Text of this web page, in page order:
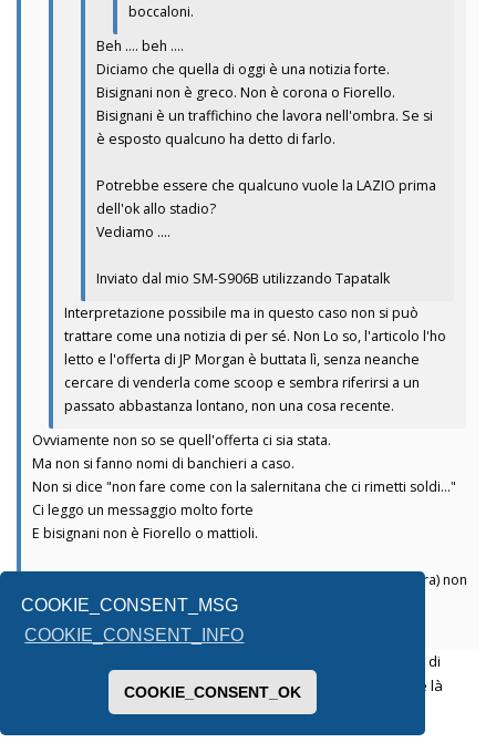
COOKIE_CONSENT_MSG
COOKIE_CONSENT_INFO
COOKIE_CONSENT_OK
boccaloni.
Beh .... beh ....
Diciamo che quella di oggi è una notizia forte.
Bisignani non è greco. Non è corona o Fiorello.
Bisignani è un traffichino che lavora nell'ombra. Se si
è esposto qualcuno ha detto di farlo.
Potrebbe essere che qualcuno vuole la LAZIO prima
dell'ok allo stadio?
Vediamo ....
Inviato dal mio SM-S906B utilizzando Tapatalk
Interpretazione possibile ma in questo caso non si può
trattare come una notizia di per sé. Non Lo so, l'articolo l'ho
letto e l'offerta di JP Morgan è buttata lì, senza neanche
cercare di venderla come scoop e sembra riferirsi a un
passato abbastanza lontano, non una cosa recente.
Ovviamente non so se quell'offerta ci sia stata.
Ma non si fanno nomi di banchieri a caso.
Non si dice "non fare come con la salernitana che ci rimetti soldi..."
Ci leggo un messaggio molto forte
E bisignani non è Fiorello o mattioli.
Anche il giornale scelto (il tempo giornale in area centro destra) non
credo sia casuale
Inviato dal mio SM-S906B utilizzando Tapatalk
Pure a me suona come un messaggio. Fa il paio con la serata di
Report di qualche settimana fa: si parlava del nulla, ma qua e là
c'erano sottintesi evidenti.